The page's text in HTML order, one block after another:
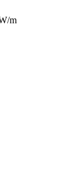
m